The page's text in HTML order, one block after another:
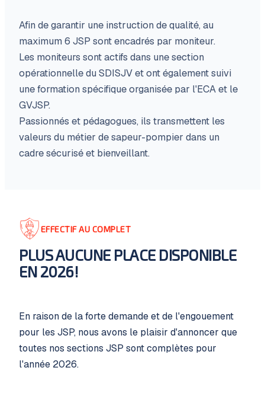
Afin de garantir une instruction de qualité, au
maximum 6 JSP sont encadrés par moniteur.
Les moniteurs sont actifs dans une section
opérationnelle du SDISJV et ont également suivi
une formation spécifique organisée par l'ECA et le
GVJSP.
Passionnés et pédagogues, ils transmettent les
valeurs du métier de sapeur-pompier dans un
cadre sécurisé et bienveillant.
EFFECTIF AU COMPLET
PLUS AUCUNE PLACE DISPONIBLE
EN 2026!
En raison de la forte demande et de l'engouement
pour les JSP, nous avons le plaisir d'annoncer que
toutes nos sections JSP sont complètes pour
l'année 2026.